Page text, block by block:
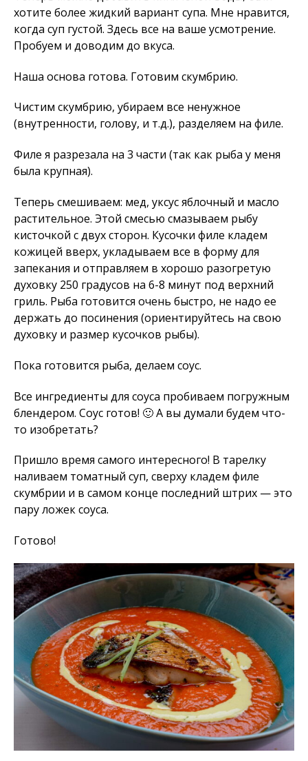
хотите более жидкий вариант супа. Мне нравится,
когда суп густой. Здесь все на ваше усмотрение.
Пробуем и доводим до вкуса.
Наша основа готова. Готовим скумбрию.
Чистим скумбрию, убираем все ненужное
(внутренности, голову, и т.д.), разделяем на филе.
Филе я разрезала на 3 части (так как рыба у меня
была крупная).
Теперь смешиваем: мед, уксус яблочный и масло
растительное. Этой смесью смазываем рыбу
кисточкой с двух сторон. Кусочки филе кладем
кожицей вверх, укладываем все в форму для
запекания и отправляем в хорошо разогретую
духовку 250 градусов на 6-8 минут под верхний
гриль. Рыба готовится очень быстро, не надо ее
держать до посинения (ориентируйтесь на свою
духовку и размер кусочков рыбы).
Пока готовится рыба, делаем соус.
Все ингредиенты для соуса пробиваем погружным
блендером. Соус готов! 🙂 А вы думали будем что-
то изобретать?
Пришло время самого интересного! В тарелку
наливаем томатный суп, сверху кладем филе
скумбрии и в самом конце последний штрих — это
пару ложек соуса.
Готово!